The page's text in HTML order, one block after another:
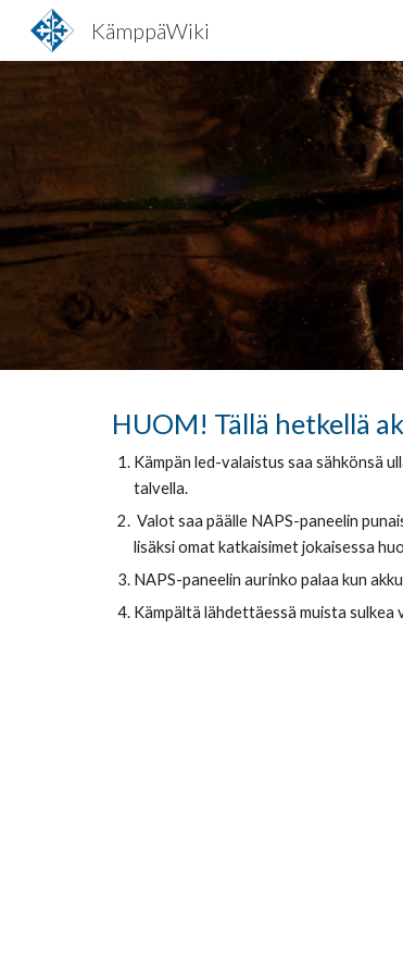
KämppäWiki
HUOM! Tällä hetkellä
Kämpän led-valaistus saa sähkönsä
talvella.
lisäksi omat katkaisimet jokaisessa
NAPS-paneelin aurinko palaa kun
Kämpältä lähdettäessä muista